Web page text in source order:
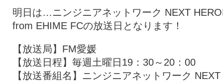
トップチーム アカデミー
スポンサー グッズ
明日は…ニンジニアネットワーク NEXT
from EHIME FCの放送日となります！
【放送局】FM愛媛
【放送日程】毎週土曜日19：30～20：00
【放送番組名】ニンジニアネットワーク NEXT